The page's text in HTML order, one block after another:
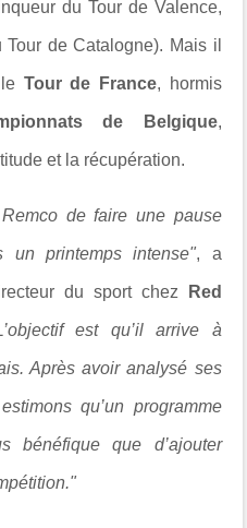
du Tour de Valence,
de Catalogne). Mais il
Tour de France, hormis
de Belgique,
et la récupération.
de faire une pause
un printemps intense", a
du sport chez Red
est qu’il arrive à
Après avoir analysé ses
qu’un programme
bénéfique que d’ajouter